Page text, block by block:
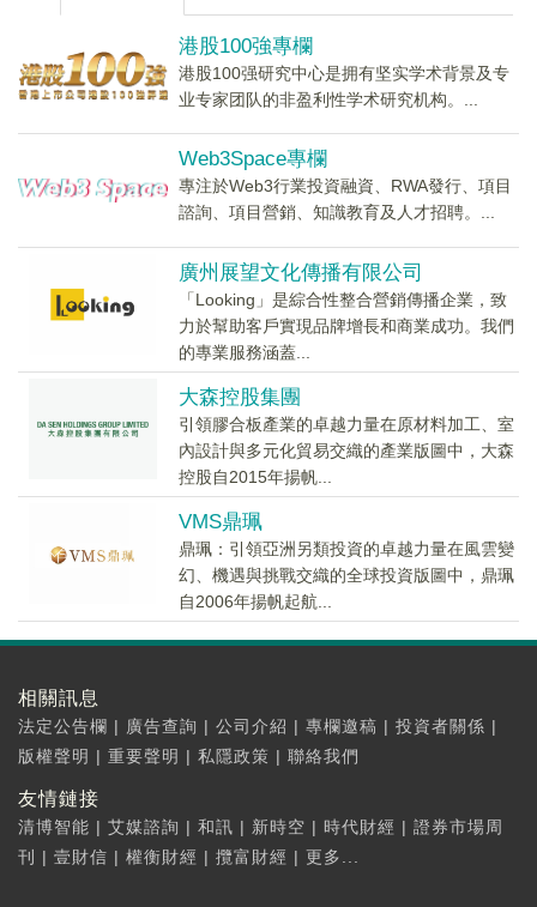
港股100強專欄
港股100强研究中心是拥有坚实学术背景及专
业专家团队的非盈利性学术研究机构。...
Web3Space專欄
專注於Web3行業投資融資、RWA發行、項目
諮詢、項目營銷、知識教育及人才招聘。...
廣州展望文化傳播有限公司
「Looking」是綜合性整合營銷傳播企業，致
力於幫助客戶實現品牌增長和商業成功。我們
的專業服務涵蓋...
大森控股集團
引領膠合板產業的卓越力量在原材料加工、室
內設計與多元化貿易交織的產業版圖中，大森
控股自2015年揚帆...
VMS鼎珮
鼎珮：引領亞洲另類投資的卓越力量在風雲變
幻、機遇與挑戰交織的全球投資版圖中，鼎珮
自2006年揚帆起航...
相關訊息
法定公告欄 | 廣告查詢 | 公司介紹 | 專欄邀稿 | 投資者關係 |
版權聲明 | 重要聲明 | 私隱政策 | 聯絡我們
友情鏈接
清博智能 | 艾媒諮詢 | 和訊 | 新時空 | 時代財經 | 證券市場周
刊
| 壹財信 | 權衡財經 | 攬富財經 | 更多...